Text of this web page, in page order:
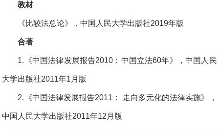
教材
《比较法总论》，中国人民大学出版社2019年版
合著
1.《中国法律发展报告2010：中国立法60年》，中国人民
大学出版社2011年1月版
2.《中国法律发展报告2011： 走向多元化的法律实施》，
中国人民大学出版社2011年12月版